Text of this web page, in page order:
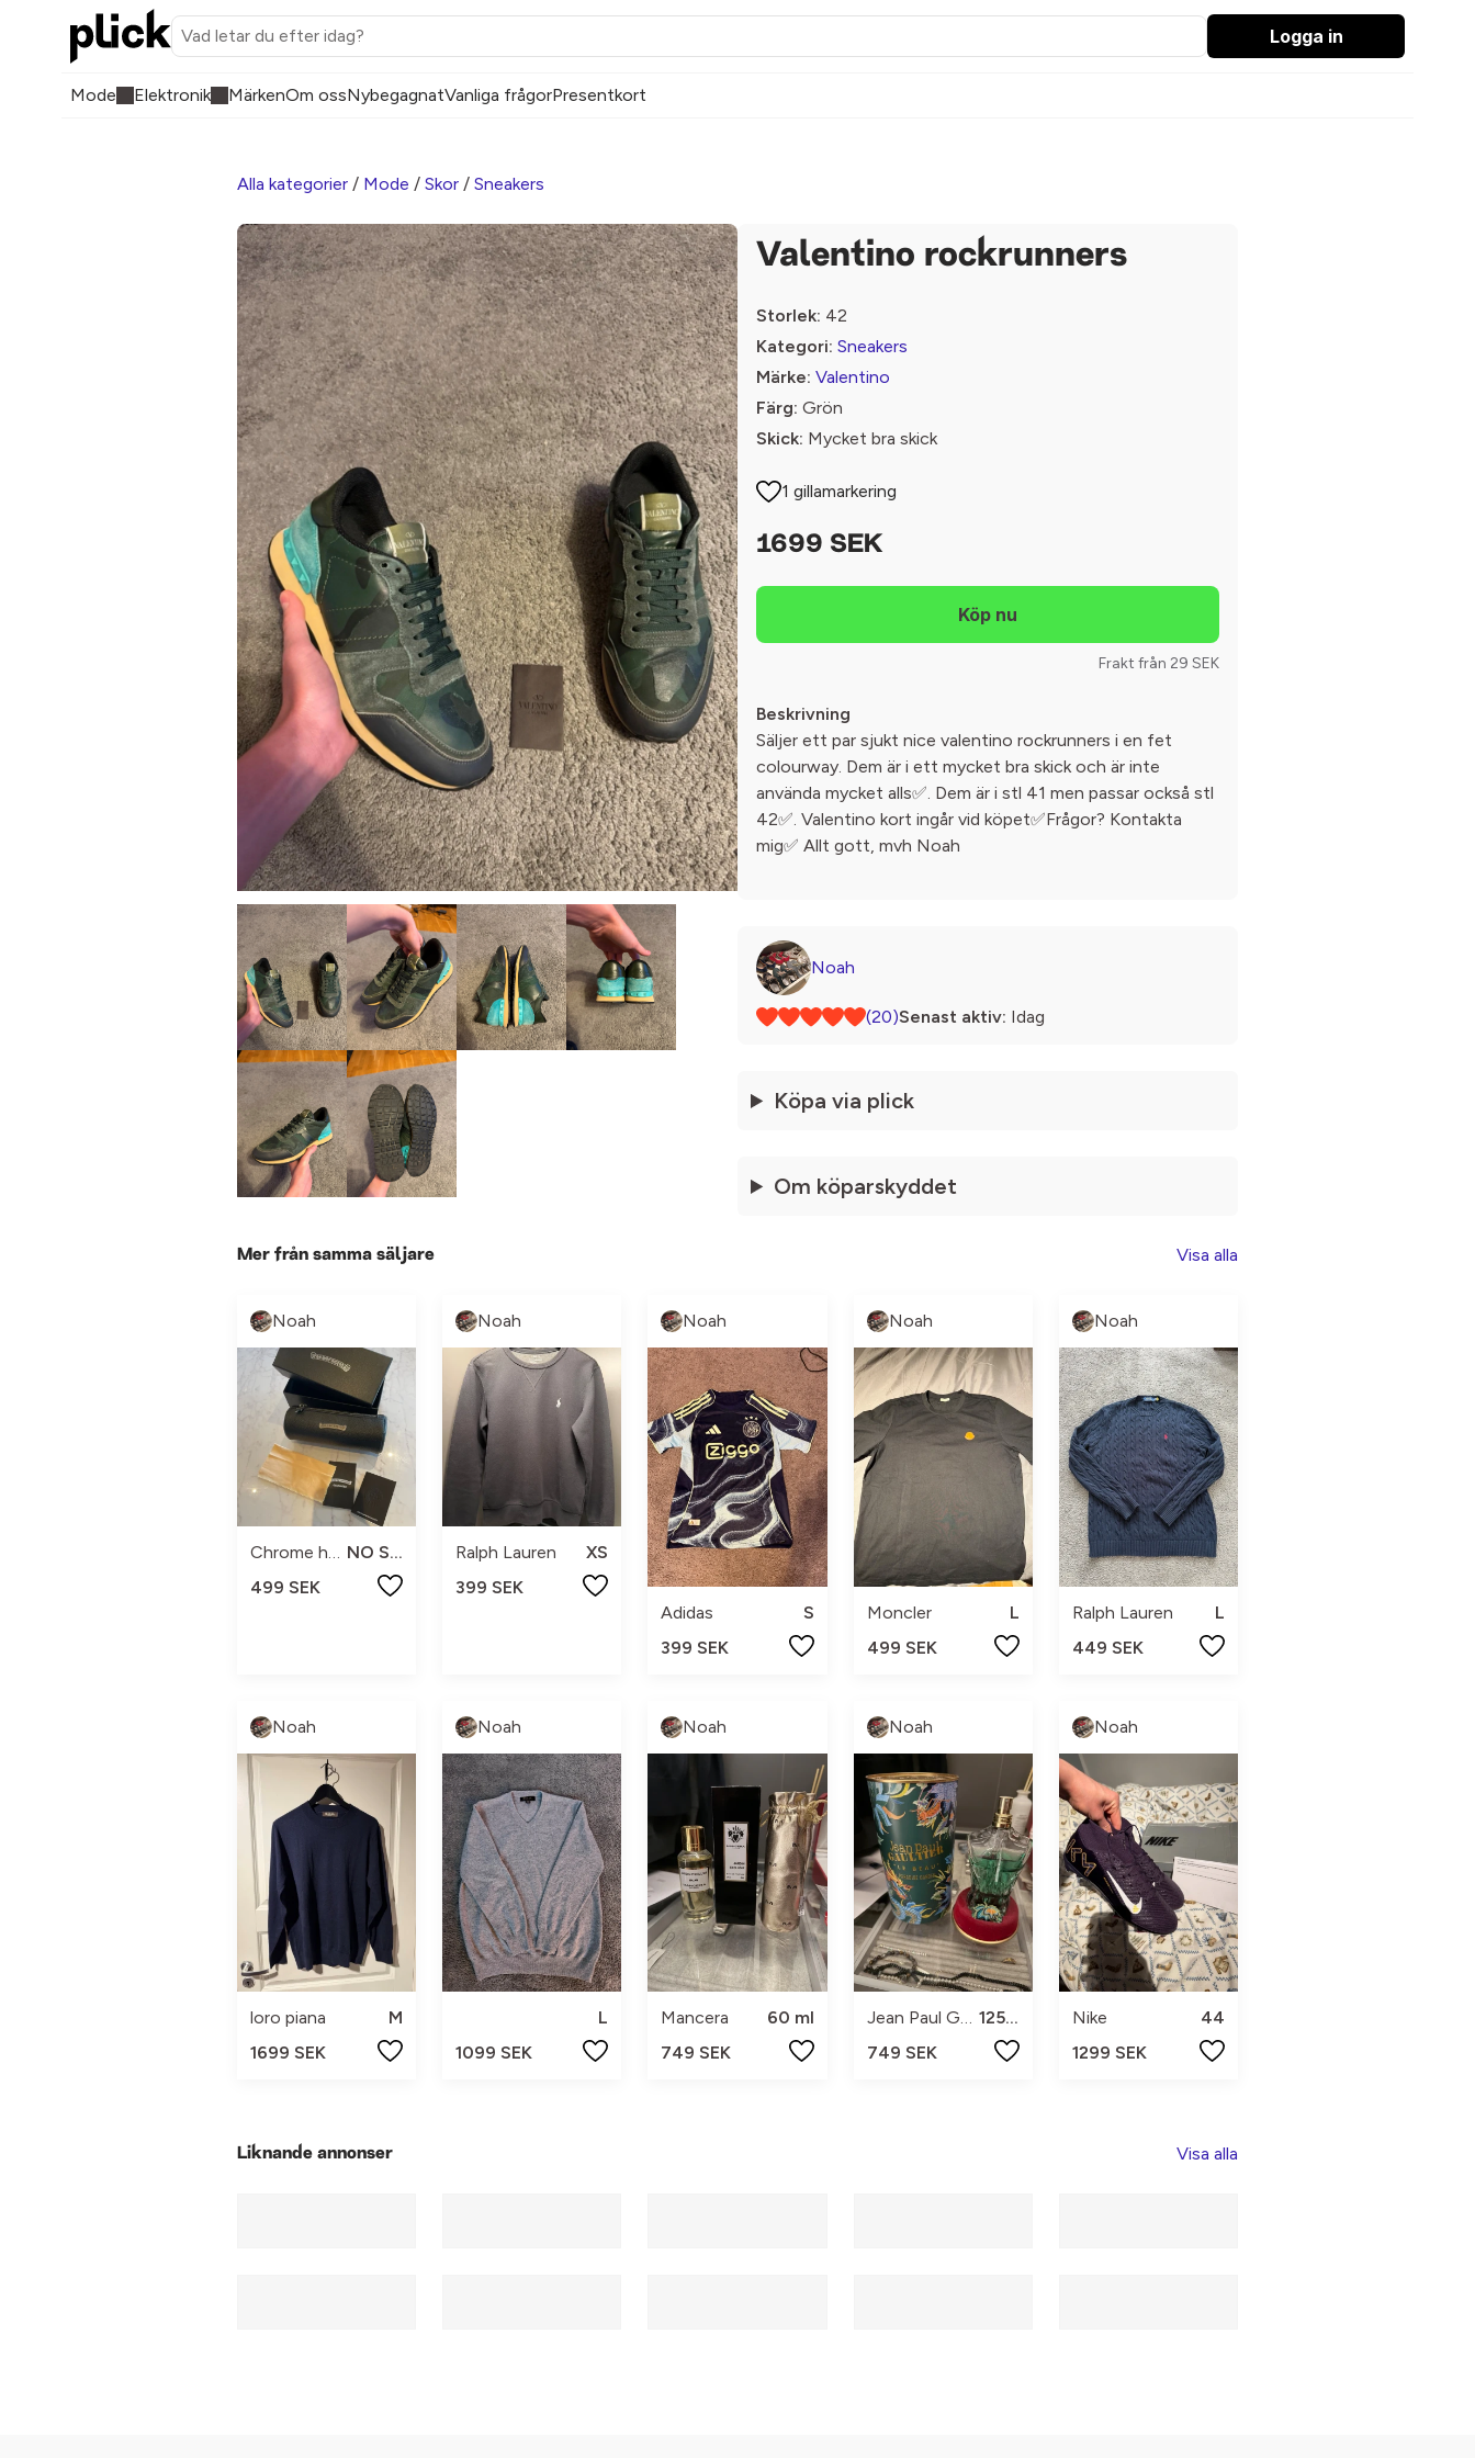
Logga in
Mode Elektronik MärkenOm ossNybegagnatVanliga frågorPresentkort
Alla kategorier / Mode / Skor / Sneakers
Valentino rockrunners
Storlek: 42
Kategori: Sneakers
Märke: Valentino
Färg: Grön
Skick: Mycket bra skick
1 gillamarkering
1699 SEK
Frakt från 29 SEK
Beskrivning
Säljer ett par sjukt nice valentino rockrunners i en fet
colourway. Dem är i ett mycket bra skick och är inte
använda mycket alls✅. Dem är i stl 41 men passar också stl
42✅. Valentino kort ingår vid köpet✅Frågor? Kontakta
mig✅ Allt gott, mvh Noah
Noah
(20)Senast aktiv: Idag
Köpa via plick
Om köparskyddet
Mer från samma säljare Visa alla
Noah
Chrome hearts
NO SIZE
499 SEK
Noah
Ralph Lauren
XS
399 SEK
Noah
Adidas
S
399 SEK
Noah
Moncler
L
499 SEK
Noah
Ralph Lauren
L
449 SEK
Noah
loro piana
M
1699 SEK
Noah
L
1099 SEK
Noah
Mancera
60 ml
749 SEK
Noah
Jean Paul Gaultier
125 ml
749 SEK
Noah
Nike
44
1299 SEK
Liknande annonser Visa alla